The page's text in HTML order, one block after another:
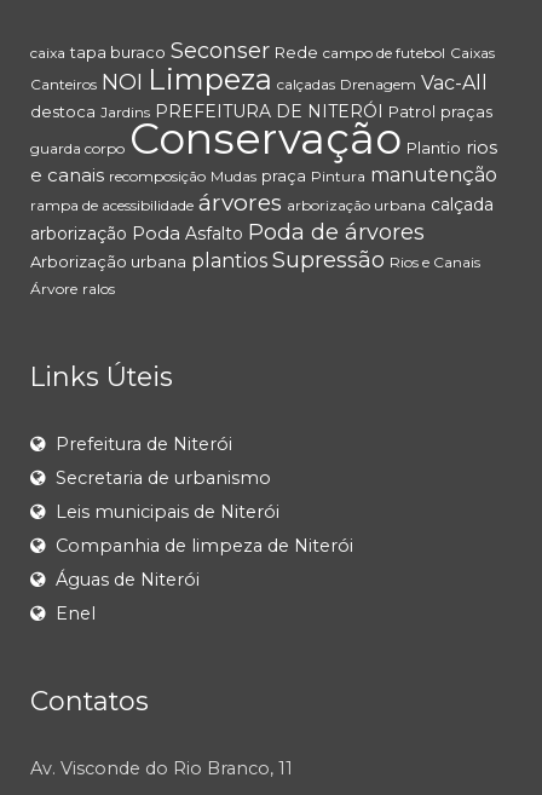
caixa tapa buraco Seconser Rede campo de futebol Caixas
Canteiros NOI Limpeza calçadas Drenagem Vac-All
destoca Jardins PREFEITURA DE NITERÓI Patrol praças
guarda corpo Conservação Plantio rios
e canais recomposição Mudas praça Pintura manutenção
rampa de acessibilidade árvores arborização urbana calçada
arborização Poda Asfalto Poda de árvores
Arborização urbana plantios Supressão Rios e Canais
Árvore ralos
Links Úteis
Prefeitura de Niterói
Secretaria de urbanismo
Leis municipais de Niterói
Companhia de limpeza de Niterói
Águas de Niterói
Enel
Contatos
Av. Visconde do Rio Branco, 11